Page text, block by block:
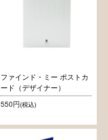
ファインド・ミー ポストカ
ード（デザイナー）
550円(税込)